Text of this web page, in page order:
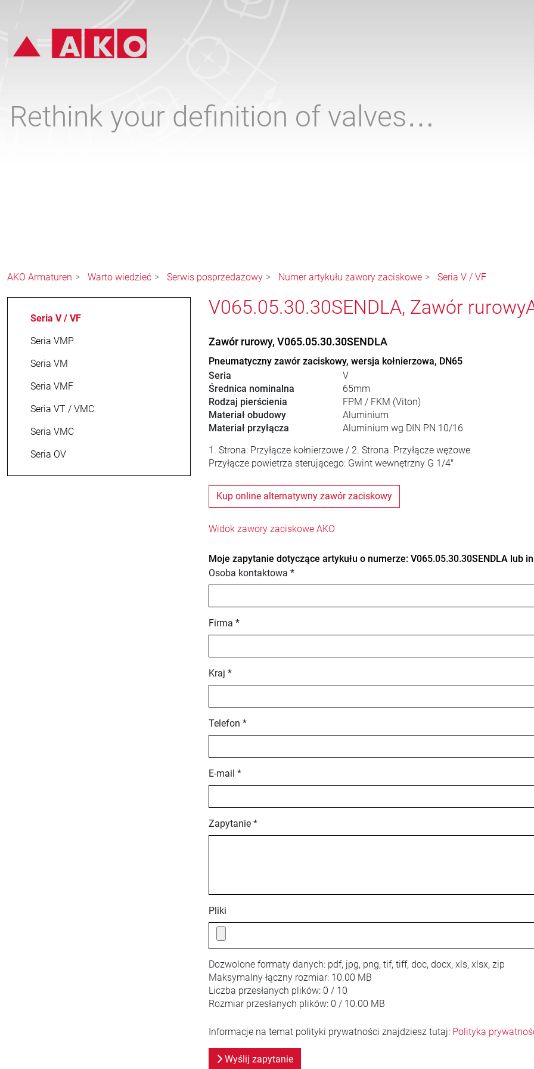
Rethink your definition of valves…
AKO Armaturen Warto wiedzieć Serwis posprzedażowy Numer artykułu zawory zaciskowe Seria V / VF
Seria V / VF
Seria VMP
Seria VM
Seria VMF
Seria VT / VMC
Seria VMC
Seria OV
V065.05.30.30SENDLA, Zawór
Zawór rurowy, V065.05.30.30SENDLA
Pneumatyczny zawór zaciskowy, wersja kołnierzowa, DN65
Seria
V
Średnica nominalna
65mm
Rodzaj pierścienia
FPM / FKM (Viton)
Materiał obudowy
Aluminium
Materiał przyłącza
Aluminium wg DIN PN 10/16
1. Strona: Przyłącze kołnierzowe / 2. Strona: Przyłącze wężowe
Przyłącze powietrza sterującego: Gwint wewnętrzny G 1/4"
Kup online alternatywny zawór zaciskowy
Widok zawory zaciskowe AKO
Moje zapytanie dotyczące artykułu o numerze: V065.05.30.30SENDLA lub
Osoba kontaktowa *
Firma *
Kraj *
Telefon *
E-mail *
Zapytanie *
Pliki
Dozwolone formaty danych: pdf, jpg, png, tif, tiff, doc, docx, xls, xlsx, zip
Maksymalny łączny rozmiar: 10.00 MB
Liczba przesłanych plików: 0 / 10
Rozmiar przesłanych plików: 0 / 10.00 MB
Informacje na temat polityki prywatności znajdziesz tutaj: Polityka
Wyślij zapytanie